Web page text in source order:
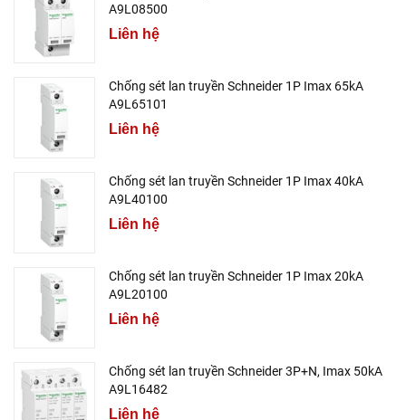
A9L08500
Liên hệ
Chống sét lan truyền Schneider 1P Imax 65kA
A9L65101
Liên hệ
Chống sét lan truyền Schneider 1P Imax 40kA
A9L40100
Liên hệ
Chống sét lan truyền Schneider 1P Imax 20kA
A9L20100
Liên hệ
Chống sét lan truyền Schneider 3P+N, Imax 50kA
A9L16482
Liên hệ